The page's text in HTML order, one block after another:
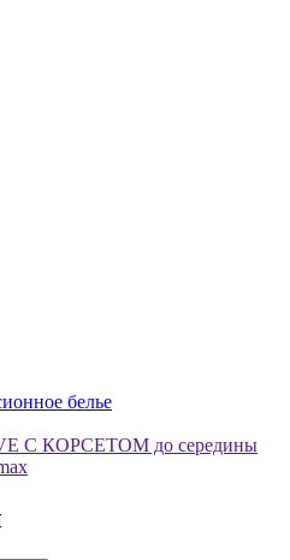
белье
С КОРСЕТОМ до середины